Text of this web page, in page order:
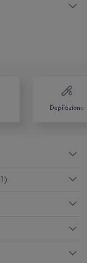
Depilazione
1)